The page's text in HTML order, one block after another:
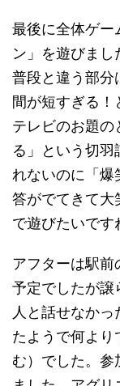
最後に全体ゲ
ン」を遊びまし
普段と違う部分
間が短すぎる！
テレビのお題
る」という切
れないのに「爆
答がでてきて大
で遊びたいです
アフターは駅前
予定でしたが譲
人と話せなか
たようで何よ
む）でした。参